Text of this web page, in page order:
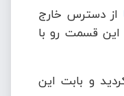
از دسترس خارج
قسمت رو با
و بابت این